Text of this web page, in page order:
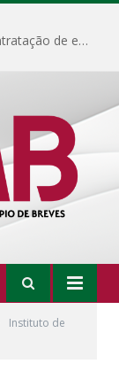
DISPENSA DE LICITAÇÃO Nº 003/2026 ( Contratação de empresa para fornecimento de gêneros alimentícios não perecíveis, materiais de expediente, descartáveis, copa e cozinha, para análise e posterior publicação.)
Instituto de